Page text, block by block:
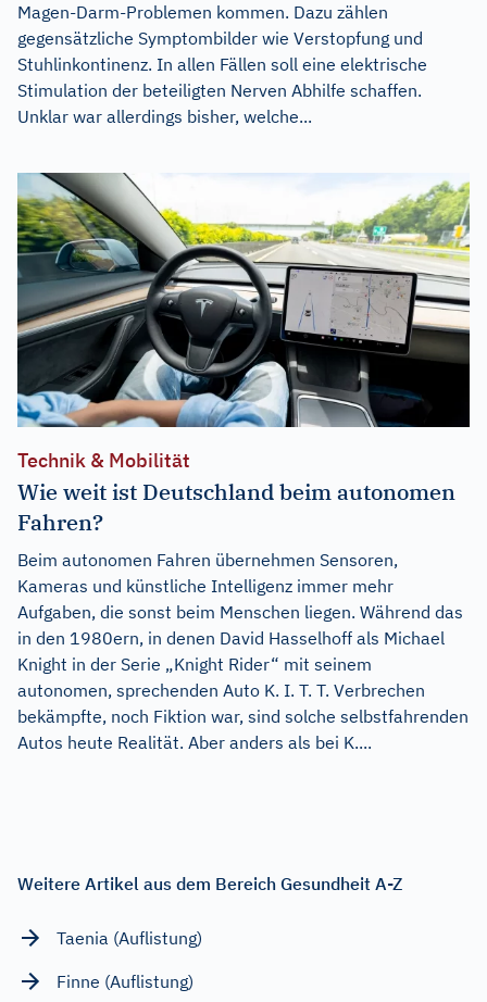
Magen-Darm-Problemen kommen. Dazu zählen
gegensätzliche Symptombilder wie Verstopfung und
Stuhlinkontinenz. In allen Fällen soll eine elektrische
Stimulation der beteiligten Nerven Abhilfe schaffen.
Unklar war allerdings bisher, welche...
Technik & Mobilität
Wie weit ist Deutschland beim autonomen
Fahren?
Beim autonomen Fahren übernehmen Sensoren,
Kameras und künstliche Intelligenz immer mehr
Aufgaben, die sonst beim Menschen liegen. Während das
in den 1980ern, in denen David Hasselhoff als Michael
Knight in der Serie „Knight Rider“ mit seinem
autonomen, sprechenden Auto K. I. T. T. Verbrechen
bekämpfte, noch Fiktion war, sind solche selbstfahrenden
Autos heute Realität. Aber anders als bei K....
Weitere Artikel aus dem Bereich Gesundheit A-Z
Taenia (Auflistung)
Finne (Auflistung)